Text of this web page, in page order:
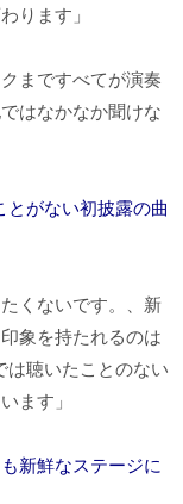
ります」
まですべてが演奏
はなかなか聞けな
がない初披露の曲
くないです。、新
象を持たれるのは
は聴いたことのない
ます」
新鮮なステージに